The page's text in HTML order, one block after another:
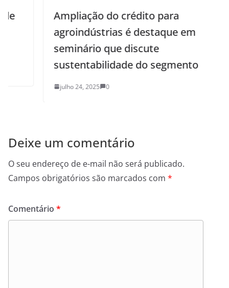
Ampliação do crédito para
agroindústrias é destaque em
seminário que discute
sustentabilidade do segmento
julho 24, 2025 0
Deixe um comentário
O seu endereço de e-mail não será publicado.
Campos obrigatórios são marcados com *
Comentário *